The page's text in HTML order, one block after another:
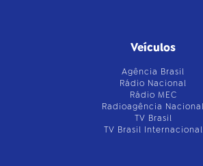
Veículos
Agência Brasil
Rádio Nacional
Rádio MEC
Radioagência Nacional
TV Brasil
TV Brasil Internacional